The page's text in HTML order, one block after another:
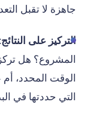
جاهزة لا تقبل
التركيز على النتائج
المشروع؟ هل
الوقت المحدد، أم
التي حددتها في